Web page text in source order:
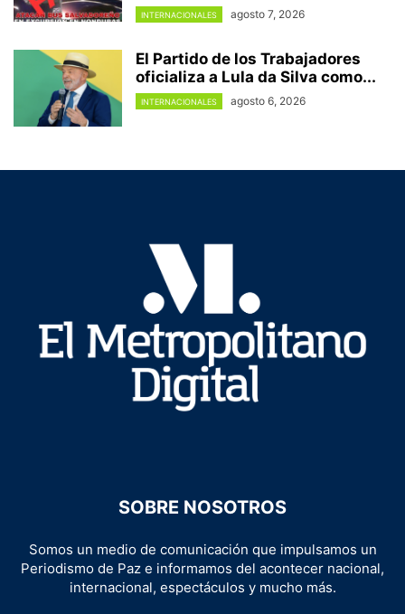
INTERNACIONALES agosto 7, 2026
El Partido de los Trabajadores
oficializa a Lula da Silva como...
INTERNACIONALES agosto 6, 2026
SOBRE NOSOTROS
Somos un medio de comunicación que impulsamos un
Periodismo de Paz e informamos del acontecer nacional,
internacional, espectáculos y mucho más.